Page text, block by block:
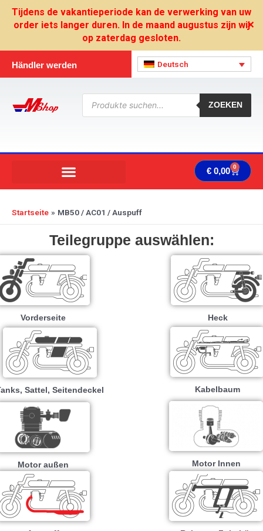
Tijdens de vakantieperiode kan de verwerking van uw
order iets langer duren. In de maand augustus zijn wij
op zaterdag gesloten.
✕
Inhalt
Händler werden Deutsch
Products
search
ZOEKEN
€ 0,00 0
Startseite MB50 / AC01 / Auspuff
Teilegruppe auswählen:
Vorderseite Heck
Sattel, Seitendeckel Kabelbaum
Motor außen Motor Innen